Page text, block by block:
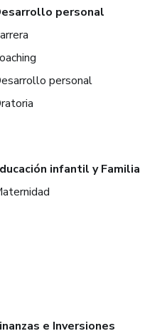
personal
personal
infantil y Familia
e Inversiones